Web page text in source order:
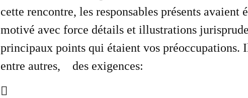
cette rencontre, les responsables présents avaient
motivé avec force détails et illustrations
principaux points qui étaient vos préoccupations.
entre autres, des exigences:
